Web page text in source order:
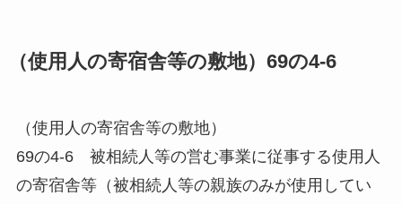
（使用人の寄宿舎等の敷地）69の4-6
（使用人の寄宿舎等の敷地）
69の4-6 被相続人等の営む事業に従事する使用人
の寄宿舎等（被相続人等の親族のみが使用してい